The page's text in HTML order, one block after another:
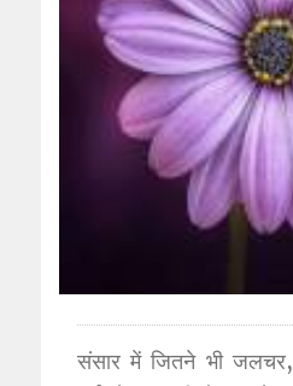
संसार में जितने भी